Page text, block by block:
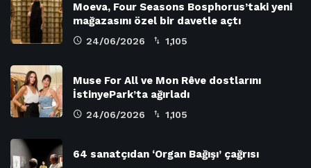
Moeva, Four Seasons Bosphorus’taki yeni
mağazasını özel bir davetle açtı
24/06/2026 1,105
Muse For All ve Mon Rêve dostlarını
İstinyePark’ta ağırladı
24/06/2026 1,105
64 sanatçıdan ‘Organ Bağışı’ çağrısı